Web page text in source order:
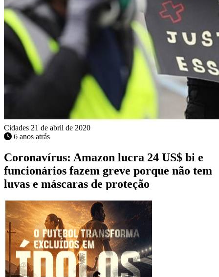
Cidades 21 de abril de 2020
6 anos atrás
Coronavírus: Amazon lucra 24 US$ bi e
funcionários fazem greve porque não tem
luvas e máscaras de proteção